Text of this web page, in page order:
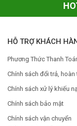
HỖ TRỢ KHÁCH
Phương Thức Thanh
Chính sách đổi trả, hoàn
Chính sách xử lý khiếu
Chính sách bảo mật
Chính sách vận chuyển